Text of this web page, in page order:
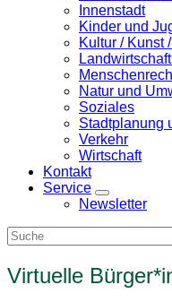
Innenstadt
Kinder und
Kultur / Kunst
Natur und
Soziales
Stadtplanung
Verkehr
Wirtschaft
Kontakt
Service
Zeige
Untermenü
Newsletter
Virtuelle